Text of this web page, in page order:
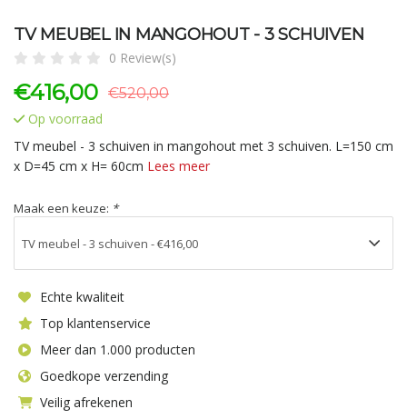
TV MEUBEL IN MANGOHOUT - 3 SCHUIVEN
0 Review(s)
€416,00 €520,00
Op voorraad
TV meubel - 3 schuiven in mangohout met 3 schuiven. L=150 cm
x D=45 cm x H= 60cm Lees meer
Maak een keuze: *
Echte kwaliteit
Top klantenservice
Meer dan 1.000 producten
Goedkope verzending
Veilig afrekenen